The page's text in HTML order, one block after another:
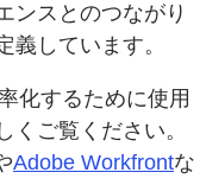
ンスとのつながり
義しています。
化するために使用
くご覧ください。
Adobe Workfrontな